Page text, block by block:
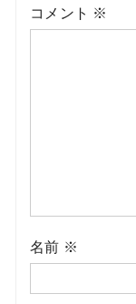
コメント ※
名前 ※